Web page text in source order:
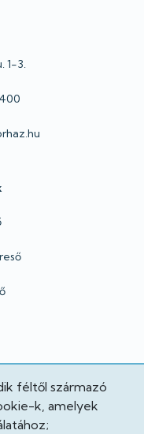
féltől származó
k, amelyek
1-3.